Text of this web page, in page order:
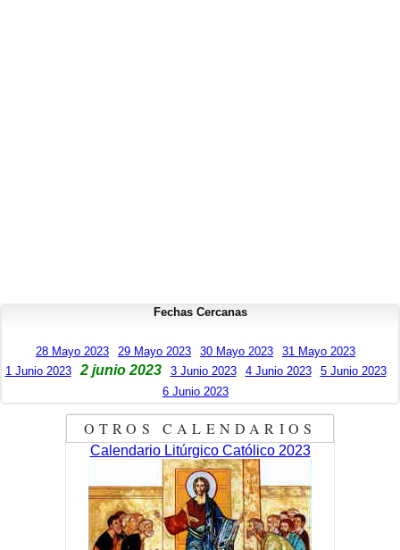
Fechas Cercanas
28 Mayo 2023 29 Mayo 2023 30 Mayo 2023
31 Mayo 2023
1 Junio 2023
2 junio 2023 3 Junio 2023 4 Junio 2023
5 Junio 2023
6 Junio 2023
OTROS CALENDARIOS
Calendario Litúrgico Católico 2023